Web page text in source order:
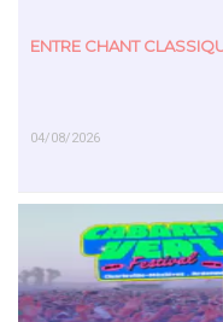
ENTRE CHANT
04/08/2026
EN SAVOIR PLUS